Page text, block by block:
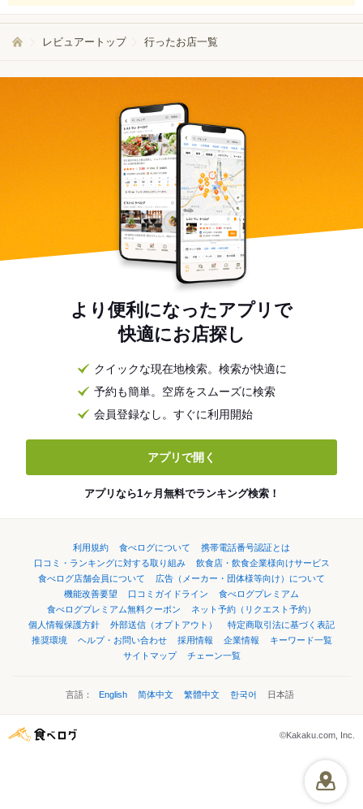
レビュアートップ 行ったお店一覧
より便利になったアプリで
快適にお店探し
クイックな現在地検索。検索が快適に
予約も簡単。空席をスムーズに検索
会員登録なし。すぐに利用開始
アプリで開く
アプリなら1ヶ月無料でランキング検索！
利用規約 食べログについて
携帯電話番号認証とは
口コミ・ランキングに対する取り組み
飲食店・飲食企業様向けサービス
食べログ店舗会員について
広告（メーカー・団体様等向け）について
機能改善要望
口コミガイドライン
食べログプレミアム
食べログプレミアム無料クーポン
ネット予約（リクエスト予約）
個人情報保護方針
外部送信（オプトアウト）
特定商取引法に基づく表記
推奨環境
ヘルプ・お問い合わせ 採用情報 企業情報
キーワード一覧
サイトマップ
チェーン一覧
言語： English 简体中文 繁體中文 한국어 日本語
©Kakaku.com, Inc.